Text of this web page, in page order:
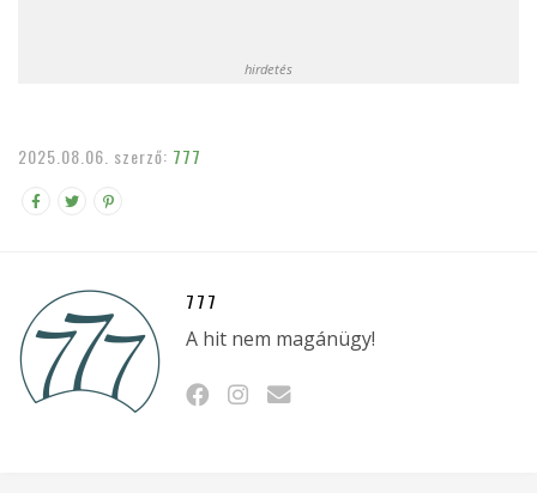
hirdetés
2025.08.06. szerző: 777
777
A hit nem magánügy!